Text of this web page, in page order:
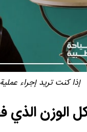
إذا كنت تريد إجراء